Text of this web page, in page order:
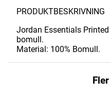
PRODUKTBESKRIVNING
Jordan Essentials
bomull.
Material: 100% Bomull.